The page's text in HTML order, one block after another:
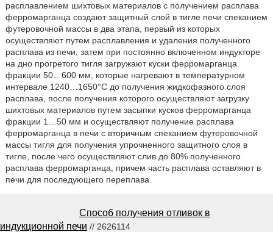
расплавлением шихтовых материалов с получением расплава
ферромарганца создают защитный слой в тигле печи спеканием
футеровочной массы в два этапа, первый из которых
осуществляют путем расплавления и удаления полученного
расплава из печи, затем при постоянно включенном индукторе
на дно прогретого тигля загружают куски ферромарганца
фракции 50…600 мм, которые нагревают в температурном
интервале 1240…1650°С до получения жидкофазного слоя
расплава, после получения которого осуществляют загрузку
шихтовых материалов путем засыпки кусков ферромарганца
фракции 1…50 мм и осуществляют получение расплава
ферромарганца в печи с вторичным спеканием футеровочной
массы тигля для получения упрочненного защитного слоя в
тигле, после чего осуществляют слив до 80% полученного
расплава ферромарганца, причем часть расплава оставляют в
печи для последующего переплава.
Способ получения отливок в
индукционной печи // 2626114